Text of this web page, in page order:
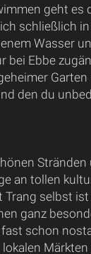
geht es
schließlich
Wasser
bei Ebbe
Garten
den du
an tollen
Trang selbst
ganz
schon